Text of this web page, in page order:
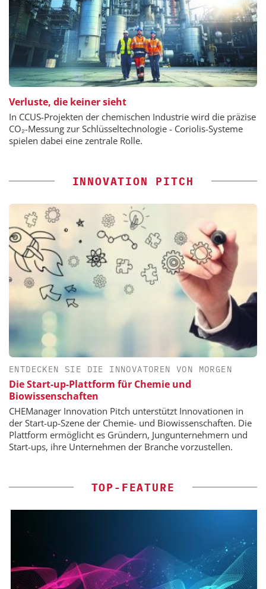
Verluste, die keiner sieht
In CCUS-Projekten der chemischen Industrie wird die präzise
CO₂-Messung zur Schlüsseltechnologie - Coriolis-Systeme
spielen dabei eine zentrale Rolle.
INNOVATION PITCH
ENTDECKEN SIE DIE INNOVATOREN VON MORGEN
Die Start-up-Plattform für Chemie und
Biowissenschaften
CHEManager Innovation Pitch unterstützt Innovationen in
der Start-up-Szene der Chemie- und Biowissenschaften. Die
Plattform ermöglicht es Gründern, Jungunternehmern und
Start-ups, ihre Unternehmen der Branche vorzustellen.
TOP-FEATURE